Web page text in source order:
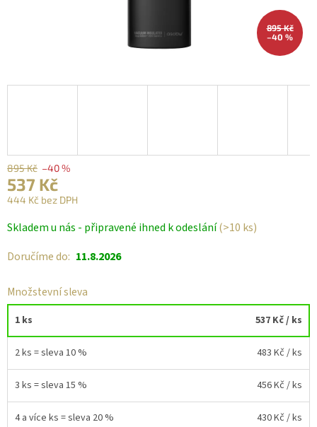
895 Kč
–40 %
895 Kč –40 %
537 Kč
444 Kč bez DPH
cena:
Skladem u nás - připravené ihned k odeslání(>10 ks)
Doručíme do: 11.8.2026
Množstevní sleva
1 ks 537 Kč/ ks
2 ks = sleva 10 % 483 Kč / ks
3 ks = sleva 15 % 456 Kč / ks
4 a více ks = sleva 20 % 430 Kč / ks